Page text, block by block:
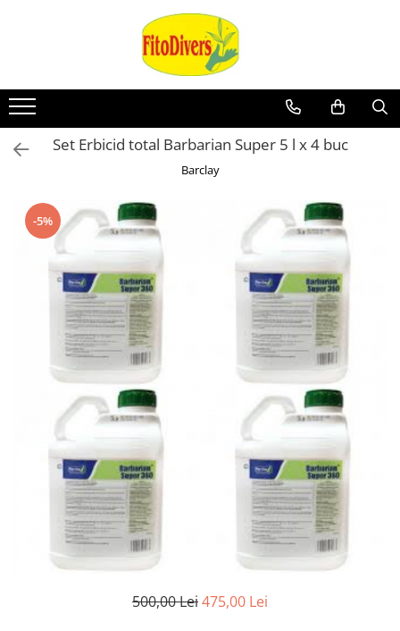
Set Erbicid total Barbarian Super 5 l x 4 buc
Barclay
-5%
500,00 Lei475,00 Lei